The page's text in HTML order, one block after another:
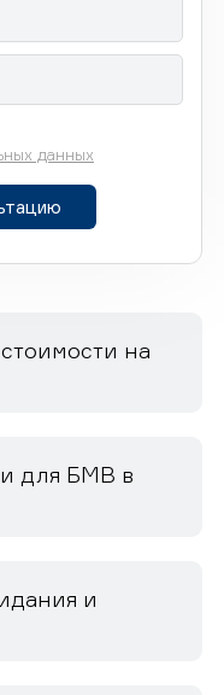
данных
на
для БМВ в
и